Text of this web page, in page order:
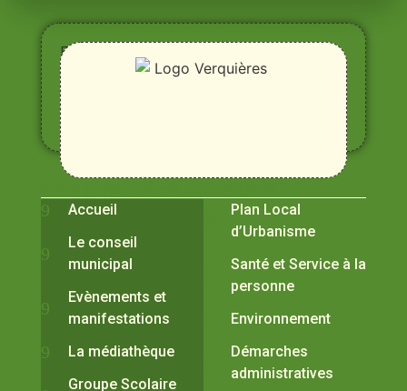
Entre
Rhône,
Alpilles
et
Durance
Accueil
Le conseil
municipal
Evènements et
manifestations
La médiathèque
Groupe Scolaire
Plan Local
d’Urbanisme
Santé et Service à la
personne
Environnement
Démarches
administratives